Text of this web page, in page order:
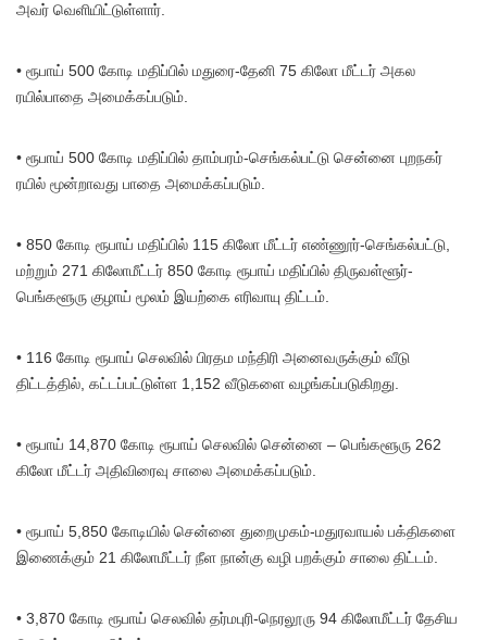
அவர் வெளியிட்டுள்ளார்.
• ரூபாய் 500 கோடி மதிப்பில் மதுரை-தேனி 75 கிலோ மீட்டர் அகல
ரயில்பாதை அமைக்கப்படும்.
• ரூபாய் 500 கோடி மதிப்பில் தாம்பரம்-செங்கல்பட்டு சென்னை புறநகர்
ரயில் மூன்றாவது பாதை அமைக்கப்படும்.
• 850 கோடி ரூபாய் மதிப்பில் 115 கிலோ மீட்டர் எண்ணூர்-செங்கல்பட்டு,
மற்றும் 271 கிலோமீட்டர் 850 கோடி ரூபாய் மதிப்பில் திருவள்ளூர்-
பெங்களூரு குழாய் மூலம் இயற்கை எரிவாயு திட்டம்.
• 116 கோடி ரூபாய் செலவில் பிரதம மந்திரி அனைவருக்கும் வீடு
திட்டத்தில், கட்டப்பட்டுள்ள 1,152 வீடுகளை வழங்கப்படுகிறது.
• ரூபாய் 14,870 கோடி ரூபாய் செலவில் சென்னை – பெங்களூரு 262
கிலோ மீட்டர் அதிவிரைவு சாலை அமைக்கப்படும்.
• ரூபாய் 5,850 கோடியில் சென்னை துறைமுகம்-மதுரவாயல் பக்திகளை
இணைக்கும் 21 கிலோமீட்டர் நீள நான்கு வழி பறக்கும் சாலை திட்டம்.
• 3,870 கோடி ரூபாய் செலவில் தர்மபுரி-நெரலூரு 94 கிலோமீட்டர் தேசிய